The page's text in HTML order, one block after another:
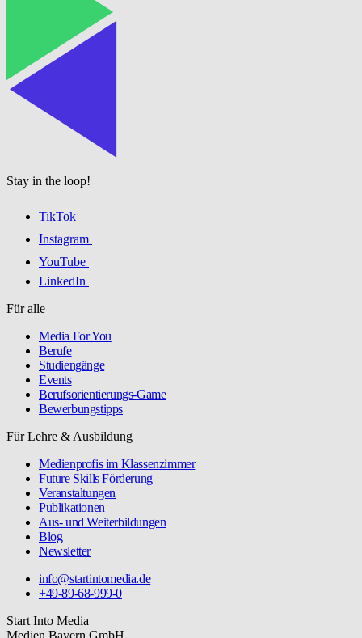
Stay in the loop!
TikTok
Instagram
YouTube
LinkedIn
Für alle
Media For You
Berufe
Studiengänge
Events
Berufsorientierungs-Game
Bewerbungstipps
Für Lehre & Ausbildung
Medienprofis im Klassenzimmer
Future Skills Förderung
Veranstaltungen
Publikationen
Aus- und Weiterbildungen
Blog
Newsletter
info@startintomedia.de
+49-89-68-999-0
Start Into Media